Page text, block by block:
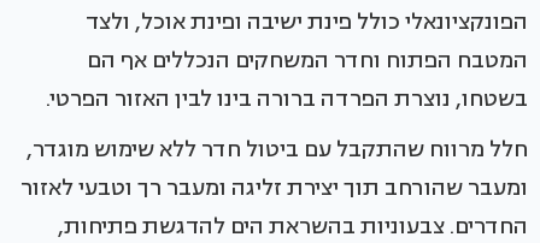
הפונקציונאלי כולל פינת ישיבה ופינת אוכל, ולצד
המטבח הפתוח וחדר המשחקים הנכללים אף הם
בשטחו, נוצרת הפרדה ברורה בינו לבין האזור הפרטי.
חלל מרווח שהתקבל עם ביטול חדר ללא שימוש מוגדר,
ומעבר שהורחב תוך יצירת זליגה ומעבר רך וטבעי לאזור
החדרים. צבעוניות בהשראת הים להדגשת פתיחות,